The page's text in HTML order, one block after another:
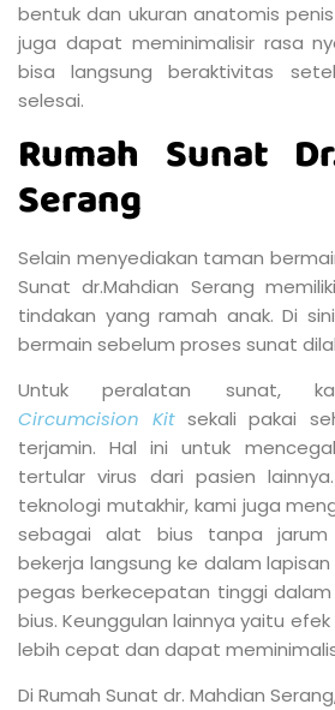
bentuk dan ukuran anatomis
juga dapat meminimalisir rasa
bisa langsung beraktivitas
selesai.
Rumah Sunat
Serang
Selain menyediakan taman
Sunat dr.Mahdian Serang
tindakan yang ramah anak. Di
bermain sebelum proses sunat
Untuk peralatan sunat,
Circumcision Kitsekali pakai
terjamin. Hal ini untuk
tertular virus dari pasien
teknologi mutakhir, kami juga
sebagai alat bius tanpa
bekerja langsung ke dalam
pegas berkecepatan tinggi dalam
bius. Keunggulan lainnya yaitu
lebih cepat dan dapat
Di Rumah Sunat dr. Mahdian